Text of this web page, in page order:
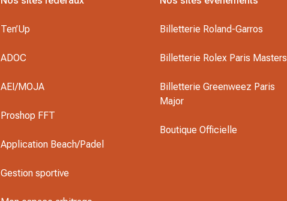
Ten’Up
ADOC
AEI/MOJA
Proshop FFT
Application Beach/Padel
Gestion sportive
Billetterie Roland-Garros
Billetterie Rolex Paris Masters
Billetterie Greenweez Paris
Major
Boutique Officielle